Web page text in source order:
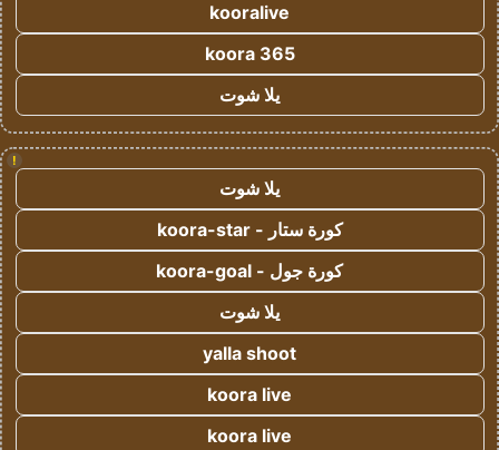
kooralive
koora 365
يلا شوت
!
يلا شوت
كورة ستار - koora-star
كورة جول - koora-goal
يلا شوت
yalla shoot
koora live
koora live